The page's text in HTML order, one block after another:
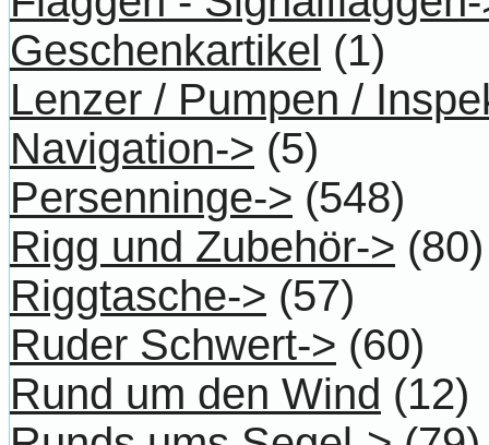
Geschenkartikel (1)
Lenzer / Pumpen /
Navigation-> (5)
Persenninge-> (548)
Rigg und Zubehör-> (80)
Riggtasche-> (57)
Ruder Schwert-> (60)
Rund um den Wind (12)